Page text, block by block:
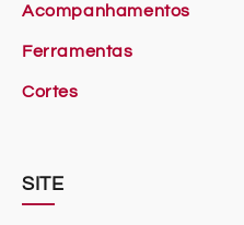
Acompanhamentos
Ferramentas
Cortes
SITE